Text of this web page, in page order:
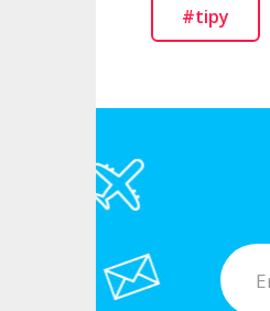
#tipy